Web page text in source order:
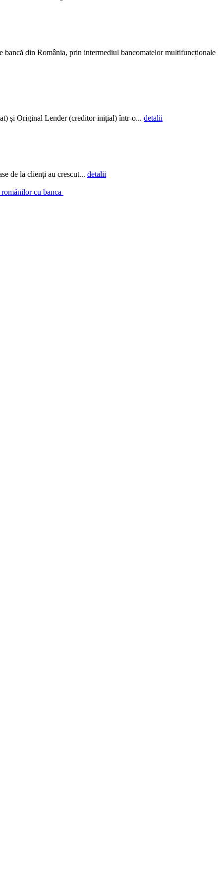
bancă din România, prin intermediul bancomatelor multifuncționale
și Original Lender (creditor inițial) într-o... detalii
de la clienți au crescut... detalii
cu banca